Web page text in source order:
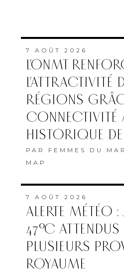
7 AOÛT 2026
L’ONMT
L’ATTRACTIVITÉ
RÉGIONS
CONNECTIVITÉ
HISTORIQUE
PAR FEMMES DU
MAP
7 AOÛT 2026
ALERTE MÉTÉO :
47°C ATTENDUS
PLUSIEURS
ROYAUME